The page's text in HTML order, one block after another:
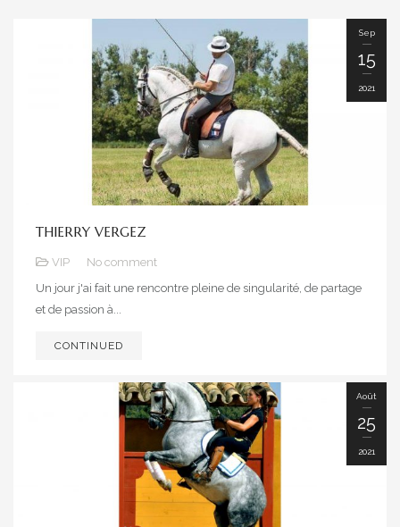
Sep
15
2021
THIERRY VERGEZ
VIP
No comment
Un jour j'ai fait une rencontre pleine de singularité, de partage
et de passion à...
CONTINUED
Août
25
2021